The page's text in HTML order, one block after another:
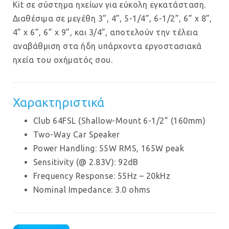
Kit σε σύστημα ηχείων για εύκολη εγκατάσταση.
Διαθέσιμα σε μεγέθη 3”, 4”, 5-1/4”, 6-1/2”, 6” x 8”,
4” x 6”, 6” x 9”, και 3/4”, αποτελούν την τέλεια
αναβάθμιση στα ήδη υπάρχοντα εργοστασιακά
ηχεία του οχήματός σου.
Χαρακτηριστικά
Club 64FSL (Shallow-Mount 6-1/2” (160mm)
Two-Way Car Speaker
Power Handling: 55W RMS, 165W peak
Sensitivity (@ 2.83V): 92dB
Frequency Response: 55Hz – 20kHz
Nominal Impedance: 3.0 ohms